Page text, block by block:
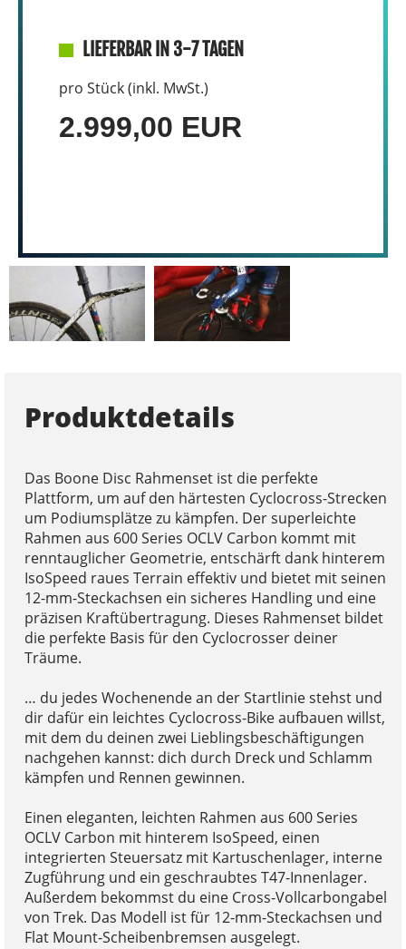
LIEFERBAR IN 3-7 TAGEN
pro Stück (inkl. MwSt.)
2.999,00 EUR
Produktdetails
Das Boone Disc Rahmenset ist die perfekte
Plattform, um auf den härtesten Cyclocross-Strecken
um Podiumsplätze zu kämpfen. Der superleichte
Rahmen aus 600 Series OCLV Carbon kommt mit
renntauglicher Geometrie, entschärft dank hinterem
IsoSpeed raues Terrain effektiv und bietet mit seinen
12-mm-Steckachsen ein sicheres Handling und eine
präzisen Kraftübertragung. Dieses Rahmenset bildet
die perfekte Basis für den Cyclocrosser deiner
Träume.
… du jedes Wochenende an der Startlinie stehst und
dir dafür ein leichtes Cyclocross-Bike aufbauen willst,
mit dem du deinen zwei Lieblingsbeschäftigungen
nachgehen kannst: dich durch Dreck und Schlamm
kämpfen und Rennen gewinnen.
Einen eleganten, leichten Rahmen aus 600 Series
OCLV Carbon mit hinterem IsoSpeed, einen
integrierten Steuersatz mit Kartuschenlager, interne
Zugführung und ein geschraubtes T47-Innenlager.
Außerdem bekommst du eine Cross-Vollcarbongabel
von Trek. Das Modell ist für 12-mm-Steckachsen und
Flat Mount-Scheibenbremsen ausgelegt.